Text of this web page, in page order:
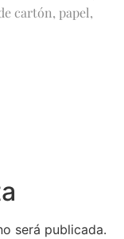
cartón, papel,
será publicada.